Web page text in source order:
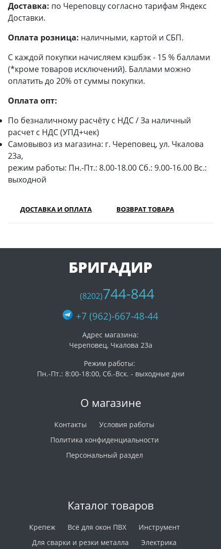
Доставка: по Череповцу согласно тарифам Яндекс
Доставки.
Оплата розница: наличными, картой и СБП.
С каждой покупки начисляем кэшбэк - 15 % баллами
(*кроме товаров исключений). Баллами можно
оплатить до 20% от суммы покупки.
Оплата опт:
По безналичному расчёту с НДС / За наличный
расчет с НДС (УПД+чек)
Самовывоз из магазина: г. Череповец, ул. Чкалова
23а,
режим работы: Пн.-Пт.: 8.00-18.00 Сб.: 9.00-16.00 Вс.:
выходной
ДОСТАВКА И ОПЛАТА ВОЗВРАТ ТОВАРА
О магазине
Контакты
Условия работы
Политика конфиденциальности
Персональный раздел
Каталог товаров
Крепеж Всё для окон ПВХ
Инструмент
Для сварки и резки металла
Электрика
БРИГАДИР
(8202)744-844
+7 (962)-667-48-44
Адрес магазина:
Череповец, Чкалова 23а
Режим работы:
Пн.-Пт.: 8:00-18:00, Сб.-Вск. - выходные дни